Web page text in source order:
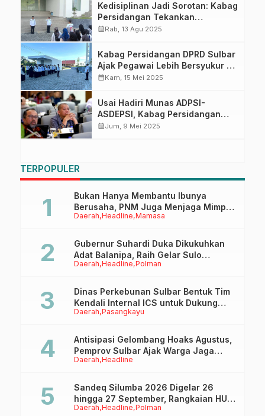
Kedisiplinan Jadi Sorotan: Kabag
Persidangan Tekankan
Pentingnya Tepat Waktu dalam
Sulbar
calendar_monthRab, 13 Agu 2025
Kabag Persidangan DPRD Sulbar
Ajak Pegawai Lebih Bersyukur di
Apel Pagi
calendar_monthKam, 15 Mei 2025
Usai Hadiri Munas ADPSI-
ASDEPSI, Kabag Persidangan
DPRD Sulbar Siap Tingkatkan
calendar_monthJum, 9 Mei 2025
TERPOPULER
Daerah Headline Mamasa
Bukan Hanya Membantu Ibunya
Berusaha, PNM Juga Menjaga Mimpi
Anaknya Untuk Menggapai Cita-Cita
Daerah Headline Polman
Gubernur Suhardi Duka Dikukuhkan
Adat Balanipa, Raih Gelar Sulo
Tappidena
Daerah Pasangkayu
Dinas Perkebunan Sulbar Bentuk Tim
Kendali Internal ICS untuk Dukung
Sertifikasi ISPO Pekebun di
Daerah Headline
Antisipasi Gelombang Hoaks Agustus,
Pemprov Sulbar Ajak Warga Jaga
Ruang Digital
Daerah Headline Polman
Sandeq Silumba 2026 Digelar 26
hingga 27 September, Rangkaian HUT
Sulbar